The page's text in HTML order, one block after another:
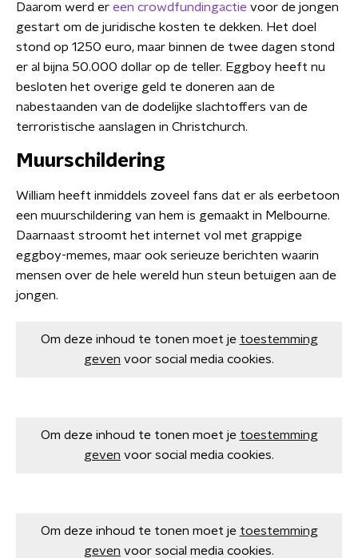
Daarom werd er een crowdfundingactie voor de jongen
gestart om de juridische kosten te dekken. Het doel
stond op 1250 euro, maar binnen de twee dagen stond
er al bijna 50.000 dollar op de teller. Eggboy heeft nu
besloten het overige geld te doneren aan de
nabestaanden van de dodelijke slachtoffers van de
terroristische aanslagen in Christchurch.
Muurschildering
William heeft inmiddels zoveel fans dat er als eerbetoon
een muurschildering van hem is gemaakt in Melbourne.
Daarnaast stroomt het internet vol met grappige
eggboy-memes, maar ook serieuze berichten waarin
mensen over de hele wereld hun steun betuigen aan de
jongen.
Om deze inhoud te tonen moet je toestemming
geven voor social media cookies.
Om deze inhoud te tonen moet je toestemming
geven voor social media cookies.
Om deze inhoud te tonen moet je toestemming
geven voor social media cookies.